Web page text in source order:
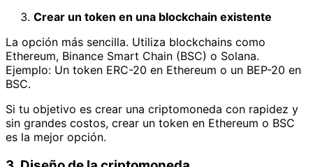
Crear un token en una blockchain existente
La opción más sencilla. Utiliza blockchains como
Ethereum, Binance Smart Chain (BSC) o Solana.
Ejemplo: Un token ERC-20 en Ethereum o un BEP-20 en
BSC.
Si tu objetivo es crear una criptomoneda con rapidez y
sin grandes costos, crear un token en Ethereum o BSC
es la mejor opción.